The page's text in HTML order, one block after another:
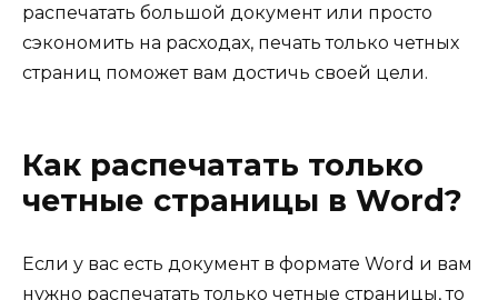
распечатать большой документ или просто
сэкономить на расходах, печать только четных
страниц поможет вам достичь своей цели.
Как распечатать только
четные страницы в Word?
Если у вас есть документ в формате Word и вам
нужно распечатать только четные страницы, то